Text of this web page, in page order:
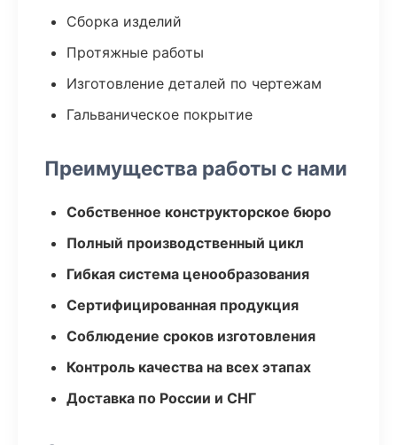
Сборка изделий
Протяжные работы
Изготовление деталей по чертежам
Гальваническое покрытие
Преимущества работы с нами
Собственное конструкторское бюро
Полный производственный цикл
Гибкая система ценообразования
Сертифицированная продукция
Соблюдение сроков изготовления
Контроль качества на всех этапах
Доставка по России и СНГ